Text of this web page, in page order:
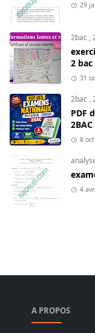
29
2bac,
2
31
2bac,
PDF
2BAC
8
4
A PROPOS